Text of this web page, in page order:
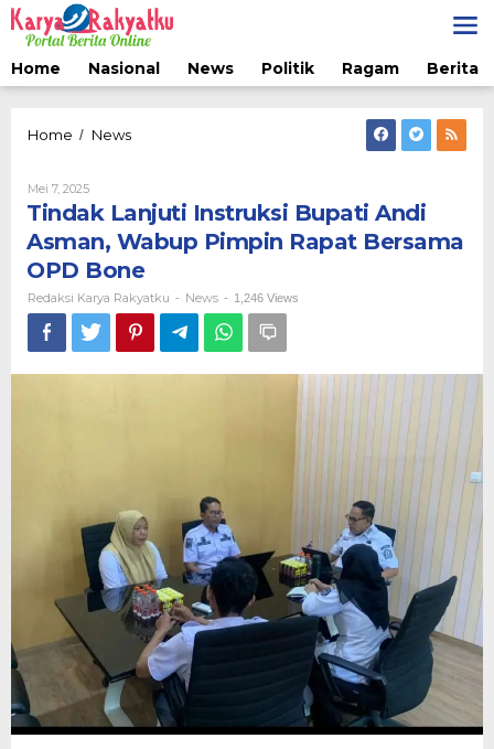
Lewati
ke
konten
Home
Nasional News Politik Ragam Berita
Home / NewsTindak
Andi
Asman,
Wabup
Pimpin
Rapat
Bersama
OPD
Bone
Mei 7, 2025Oleh
Redaksi
Karya
Rakyatku
Tindak Lanjuti Instruksi Bupati Andi
Asman, Wabup Pimpin Rapat Bersama
OPD Bone
Redaksi Karya Rakyatku - News - 1,246 Views